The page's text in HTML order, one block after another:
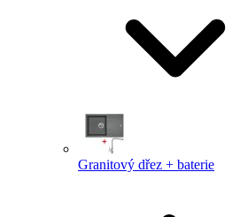
Granitový dřez + baterie